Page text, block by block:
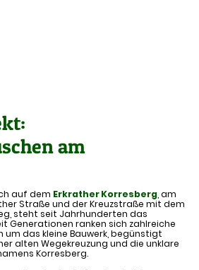
am
auf dem Erkrather Korresberg , am
Straße und der Kreuzstraße mit dem
steht seit Jahrhunderten das
Generationen ranken sich zahlreiche
um das kleine Bauwerk, begünstigt
alten Wegekreuzung und die unklare
Korresberg.